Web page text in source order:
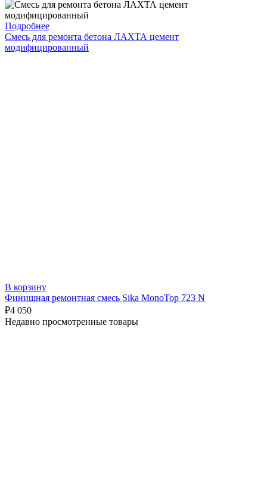
Подробнее
Смесь для ремонта бетона ЛАХТА цемент
модифицированный
В корзину
Финишная ремонтная смесь Sika MonoTop 723 N
₽4 050
Недавно просмотренные товары